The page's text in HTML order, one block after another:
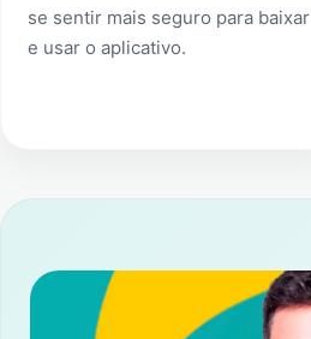
se sentir mais seguro para baixar
e usar o aplicativo.